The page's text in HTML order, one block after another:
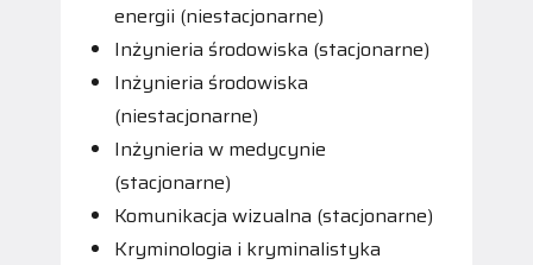
energii (niestacjonarne)
Inżynieria środowiska (stacjonarne)
Inżynieria środowiska
(niestacjonarne)
Inżynieria w medycynie
(stacjonarne)
Komunikacja wizualna (stacjonarne)
Kryminologia i kryminalistyka